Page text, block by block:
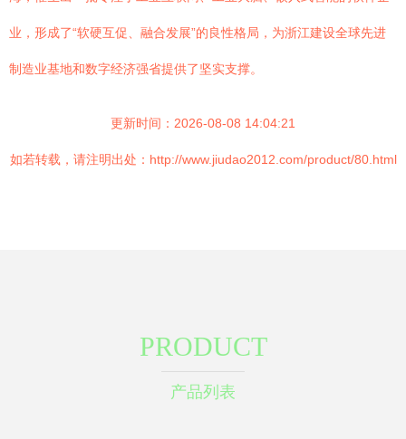
业，形成了“软硬互促、融合发展”的良性格局，为浙江建设全球先进
制造业基地和数字经济强省提供了坚实支撑。
更新时间：2026-08-08 14:04:21
如若转载，请注明出处：http://www.jiudao2012.com/product/80.html
PRODUCT
产品列表